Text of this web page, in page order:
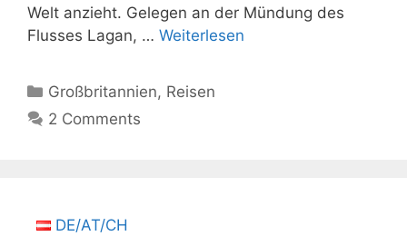
Welt anzieht. Gelegen an der Mündung des
Flusses Lagan, … Weiterlesen
Kategorien
Großbritannien, Reisen
2 Comments
DE/AT/CH